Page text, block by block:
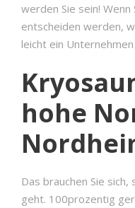
werden Sie sein!
entscheiden werden,
leicht ein
hohe
Das brauchen Sie
geht. 100prozentig